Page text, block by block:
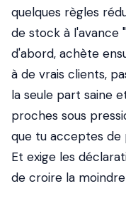
quelques règles
de stock à l'avance
d'abord, achète
à de vrais clients,
la seule part saine
proches sous
que tu acceptes
Et exige les
de croire la